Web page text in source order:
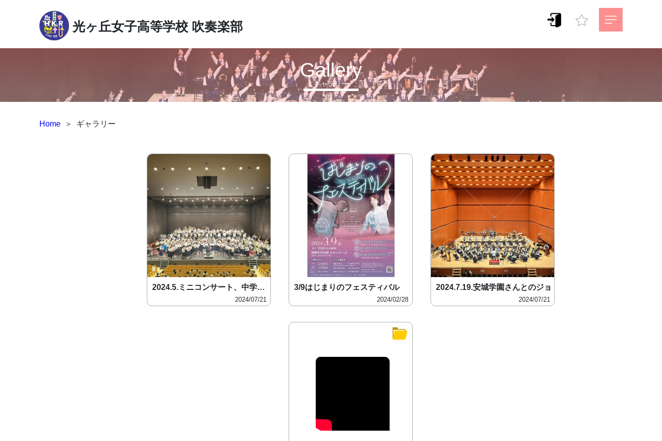
光ヶ丘女子高等学校 吹奏楽部
ギャラリー
Gallery
Home ＞ ギャラリー
2024.5.ミニコンサート、中学生のみ
2024/07/21
3/9はじまりのフェスティバル
2024/02/28
2024.7.19.安城学園さんとのジョ
2024/07/21